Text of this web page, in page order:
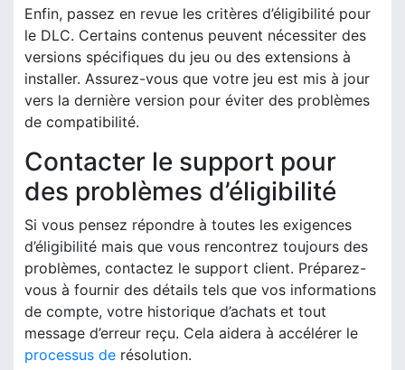
Enfin, passez en revue les critères d’éligibilité pour
le DLC. Certains contenus peuvent nécessiter des
versions spécifiques du jeu ou des extensions à
installer. Assurez-vous que votre jeu est mis à jour
vers la dernière version pour éviter des problèmes
de compatibilité.
Contacter le support pour
des problèmes d’éligibilité
Si vous pensez répondre à toutes les exigences
d’éligibilité mais que vous rencontrez toujours des
problèmes, contactez le support client. Préparez-
vous à fournir des détails tels que vos informations
de compte, votre historique d’achats et tout
message d’erreur reçu. Cela aidera à accélérer le
processus de résolution.